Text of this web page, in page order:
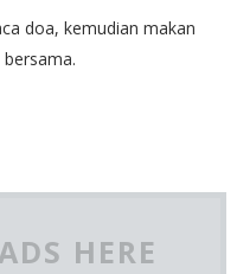
doa, kemudian makan
HERE